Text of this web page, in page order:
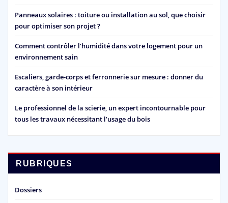
Panneaux solaires : toiture ou installation au sol, que choisir
pour optimiser son projet ?
Comment contrôler l’humidité dans votre logement pour un
environnement sain
Escaliers, garde-corps et ferronnerie sur mesure : donner du
caractère à son intérieur
Le professionnel de la scierie, un expert incontournable pour
tous les travaux nécessitant l’usage du bois
RUBRIQUES
Dossiers